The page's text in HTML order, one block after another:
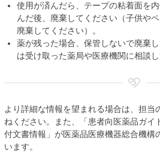
使用が済んだら、テープの粘着面を
んだ後、廃棄してください（子供や
廃棄してください）。
薬が残った場合、保管しないで廃棄
は受け取った薬局や医療機関に相談し
より詳細な情報を望まれる場合は、担当
ねください。また、「患者向医薬品ガイ
付文書情報」が医薬品医療機器総合機構
います。